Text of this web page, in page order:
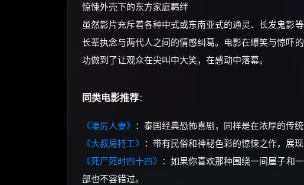
惊悚外壳下的东方家庭羁绊
虽然影片充斥着各种中式或东南亚式的通灵、长发鬼影
长辈执念与两代人之间的情感纠葛。电影在爆笑与惊吓
功做到了让观众在尖叫中大笑，在感动中落幕。
同类电影推荐：
《凄厉人妻》 ：泰国经典恐怖喜剧，同样是在浓厚的传
《大叔局特工》 ：带有民俗和神秘色彩的惊悚之作，展
《死尸死时四十四》 ：如果你喜欢那种围绕一间屋子和
部也不容错过。